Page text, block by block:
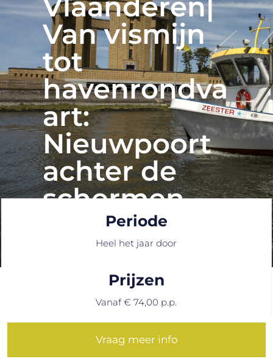
Van vismijn
tot
havenrondva
art:
Nieuwpoort
achter de
schermen
Periode
Heel het jaar door
Prijzen
Vanaf € 74,00 p.p.
Vraag meer info